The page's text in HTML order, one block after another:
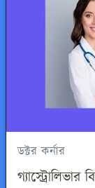
ডক্টর কর্নার
গ্যাস্ট্রোলিভার